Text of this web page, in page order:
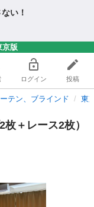
い！
京版
ログイン 投稿
テン、ブラインド 東
＋レース2枚）